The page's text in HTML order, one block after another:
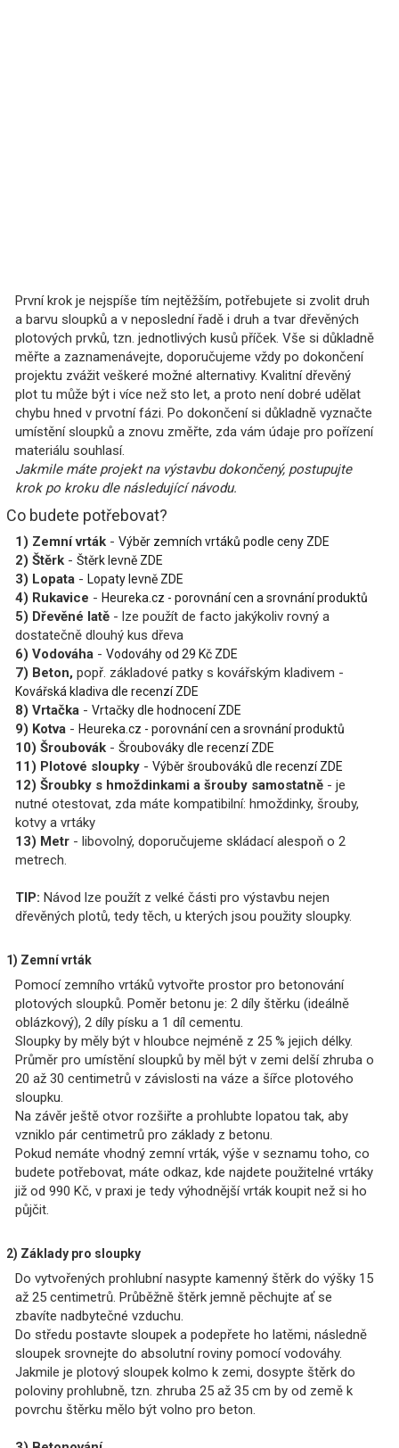
První krok je nejspíše tím nejtěžším, potřebujete si zvolit druh
a barvu sloupků a v neposlední řadě i druh a tvar dřevěných
plotových prvků, tzn. jednotlivých kusů příček. Vše si důkladně
měřte a zaznamenávejte, doporučujeme vždy po dokončení
projektu zvážit veškeré možné alternativy. Kvalitní dřevěný
plot tu může být i více než sto let, a proto není dobré udělat
chybu hned v prvotní fázi. Po dokončení si důkladně vyznačte
umístění sloupků a znovu změřte, zda vám údaje pro pořízení
materiálu souhlasí.
Jakmile máte projekt na výstavbu dokončený, postupujte
krok po kroku dle následující návodu.
Co budete potřebovat?
1) Zemní vrták - Výběr zemních vrtáků podle ceny ZDE
2) Štěrk - Štěrk levně ZDE
3) Lopata - Lopaty levně ZDE
4) Rukavice - Heureka.cz - porovnání cen a srovnání produktů
5) Dřevěné latě - lze použít de facto jakýkoliv rovný a
dostatečně dlouhý kus dřeva
6) Vodováha - Vodováhy od 29 Kč ZDE
7) Beton, popř. základové patky s kovářským kladivem -
Kovářská kladiva dle recenzí ZDE
8) Vrtačka - Vrtačky dle hodnocení ZDE
9) Kotva - Heureka.cz - porovnání cen a srovnání produktů
10) Šroubovák - Šroubováky dle recenzí ZDE
11) Plotové sloupky - Výběr šroubováků dle recenzí ZDE
12) Šroubky s hmoždinkami a šrouby samostatně - je
nutné otestovat, zda máte kompatibilní: hmoždinky, šrouby,
kotvy a vrtáky
13) Metr - libovolný, doporučujeme skládací alespoň o 2
metrech.
TIP: Návod lze použít z velké části pro výstavbu nejen
dřevěných plotů, tedy těch, u kterých jsou použity sloupky.
1) Zemní vrták
Pomocí zemního vrtáků vytvořte prostor pro betonování
plotových sloupků. Poměr betonu je: 2 díly štěrku (ideálně
oblázkový), 2 díly písku a 1 díl cementu.
Sloupky by měly být v hloubce nejméně z 25 % jejich délky.
Průměr pro umístění sloupků by měl být v zemi delší zhruba o
20 až 30 centimetrů v závislosti na váze a šířce plotového
sloupku.
Na závěr ještě otvor rozšiřte a prohlubte lopatou tak, aby
vzniklo pár centimetrů pro základy z betonu.
Pokud nemáte vhodný zemní vrták, výše v seznamu toho, co
budete potřebovat, máte odkaz, kde najdete použitelné vrtáky
již od 990 Kč, v praxi je tedy výhodnější vrták koupit než si ho
půjčit.
2) Základy pro sloupky
Do vytvořených prohlubní nasypte kamenný štěrk do výšky 15
až 25 centimetrů. Průběžně štěrk jemně pěchujte ať se
zbavíte nadbytečné vzduchu.
Do středu postavte sloupek a podepřete ho latěmi, následně
sloupek srovnejte do absolutní roviny pomocí vodováhy.
Jakmile je plotový sloupek kolmo k zemi, dosypte štěrk do
poloviny prohlubně, tzn. zhruba 25 až 35 cm by od země k
povrchu štěrku mělo být volno pro beton.